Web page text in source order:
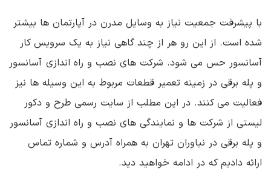
با پیشرفت جمعیت نیاز به وسایل مدرن در آپارتمان ها بیشتر
شده است. از این رو هر از چند گاهی نیاز به یک سرویس کار
آسانسور حس می شود. شرکت های نصب و راه اندازی آسانسور
و پله برقی در زمینه تعمیر قطعات مربوط به این وسیله ها نیز
فعالیت می کنند. در این مطلب از سایت رسمی طرح و دکور
لیستی از شرکت ها و نمایندگی های نصب و راه اندازی آسانسور
و پله برقی در نیاوران تهران به همراه آدرس و شماره تماس
ارائه دادیم که در ادامه خواهید دید.